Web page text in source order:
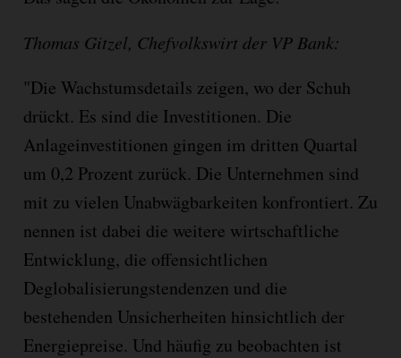
Thomas Gitzel, Chefvolkswirt der VP Bank:
"Die Wachstumsdetails zeigen, wo der Schuh
drückt. Es sind die Investitionen. Die
Anlageinvestitionen gingen im dritten Quartal
um 0,2 Prozent zurück. Die Unternehmen sind
mit zu vielen Unabwägbarkeiten konfrontiert. Zu
nennen ist dabei die weitere wirtschaftliche
Entwicklung, die offensichtlichen
Deglobalisierungstendenzen und die
bestehenden Unsicherheiten hinsichtlich der
Energiepreise. Und häufig zu beobachten ist